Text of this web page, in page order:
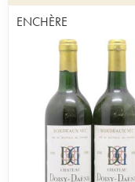
ENCHÈRE